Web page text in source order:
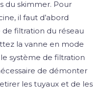
du skimmer. Pour
il faut d’abord
filtration du réseau
la vanne en mode
système de filtration
de démonter
les tuyaux et de les